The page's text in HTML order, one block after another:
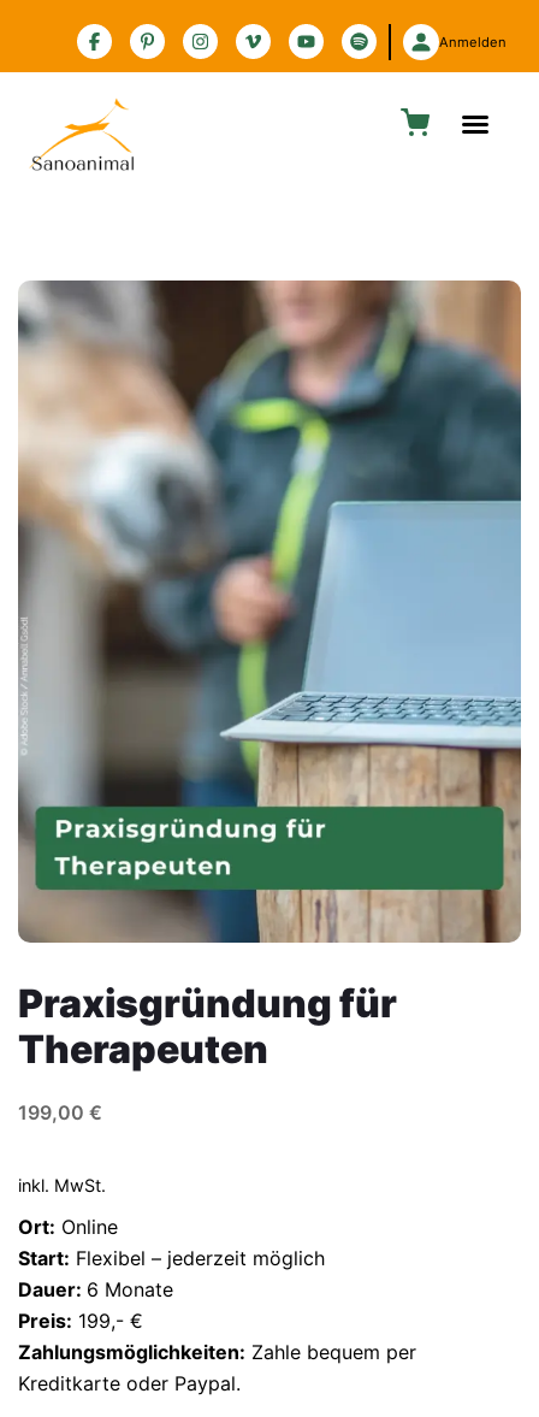
Zur Barrierefreiheitserklärung
Anmelden
Praxisgründung für
Therapeuten
199,00 €
inkl. MwSt.
Ort: Online
Start: Flexibel – jederzeit möglich
Dauer: 6 Monate
Preis: 199,- €
Zahlungsmöglichkeiten: Zahle bequem per
Kreditkarte oder Paypal.